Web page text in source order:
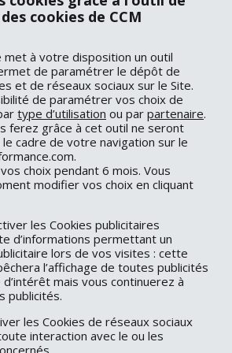
cookies de CCM
met à votre disposition un outil
de paramétrer le dépôt de
et de réseaux sociaux sur le Site.
de paramétrer vos choix de
type d’utilisation ou par partenaire.
ferez grâce à cet outil ne seront
cadre de votre navigation sur le
choix pendant 6 mois. Vous
modifier vos choix en cliquant
les Cookies publicitaires
d’informations permettant un
lors de vos visites : cette
l’affichage de toutes publicités
mais vous continuerez à
publicités.
les Cookies de réseaux sociaux
interaction avec le ou les